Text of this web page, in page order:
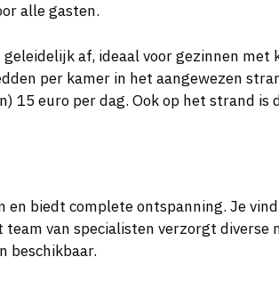
alle gasten.
af, ideaal voor gezinnen met
per kamer in het aangewezen
15 euro per dag. Ook op het strand is
biedt complete ontspanning. Je
van specialisten verzorgt diverse
beschikbaar.